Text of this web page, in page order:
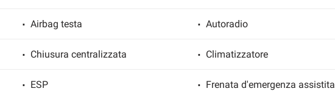
Airbag testa Autoradio
Chiusura centralizzata Climatizzatore
ESP Frenata d'emergenza assistita